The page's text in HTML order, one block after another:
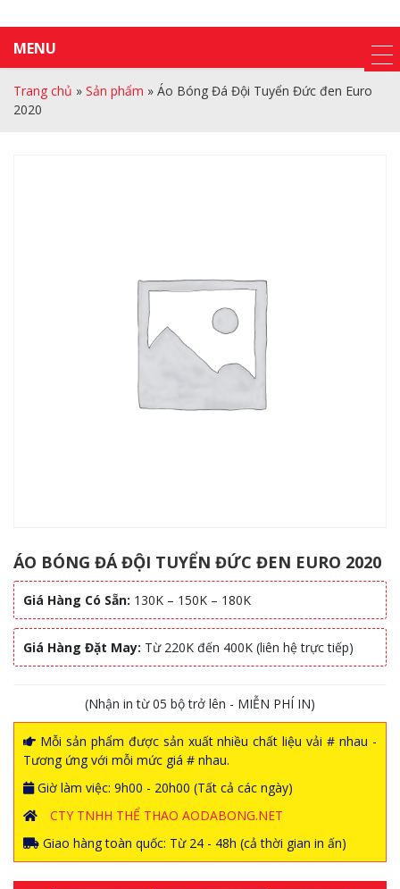
MENU
Trang chủ » Sản phẩm » Áo Bóng Đá Đội Tuyển Đức đen Euro
2020
ÁO BÓNG ĐÁ ĐỘI TUYỂN ĐỨC ĐEN EURO 2020
Giá Hàng Có Sẵn: 130K – 150K – 180K
Giá Hàng Đặt May: Từ 220K đến 400K (liên hệ trực tiếp)
(Nhận in từ 05 bộ trở lên - MIỄN PHÍ IN)
Mỗi sản phẩm được sản xuất nhiều chất liệu vải # nhau -
Tương ứng với mỗi mức giá # nhau.
Giờ làm việc: 9h00 - 20h00 (Tất cả các ngày)
CTY TNHH THỂ THAO AODABONG.NET
Giao hàng toàn quốc: Từ 24 - 48h (cả thời gian in ấn)